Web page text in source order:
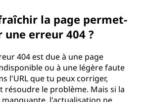
la page permet-
erreur 404 ?
404 est due à une page
ou à une légère faute
l'URL que tu peux corriger,
résoudre le problème. Mais si la